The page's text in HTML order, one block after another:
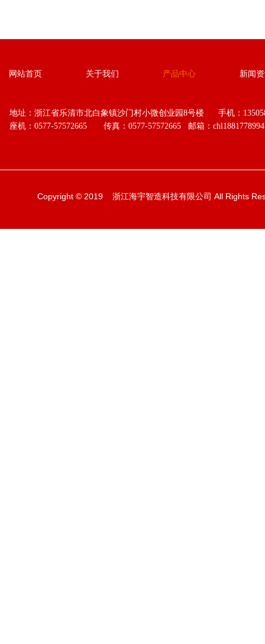
Copyright © 2019 浙江海宇智造科技有限公司 All Rights
网站首页 关于我们 产品中心 新闻
地址：浙江省乐清市北白象镇沙门村小微创业园8号楼 手机：
座机：0577-57572665 传真： 0577-57572665 邮箱：